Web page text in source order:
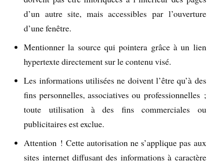
d’un autre site, mais accessibles par l’ouverture
d’une fenêtre.
Mentionner la source qui pointera grâce à un lien
hypertexte directement sur le contenu visé.
Les informations utilisées ne doivent l’être qu’à des
fins personnelles, associatives ou professionnelles ;
toute utilisation à des fins commerciales ou
publicitaires est exclue.
Attention ! Cette autorisation ne s’applique pas aux
sites internet diffusant des informations à caractère